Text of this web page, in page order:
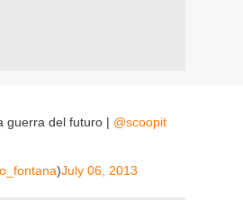
guerra del futuro | @scoopit
)July 06, 2013